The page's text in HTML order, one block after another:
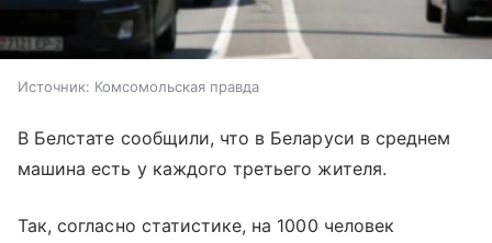
Источник: Комсомольская правда
В Белстате сообщили, что в Беларуси в среднем
машина есть у каждого третьего жителя.
Так, согласно статистике, на 1000 человек